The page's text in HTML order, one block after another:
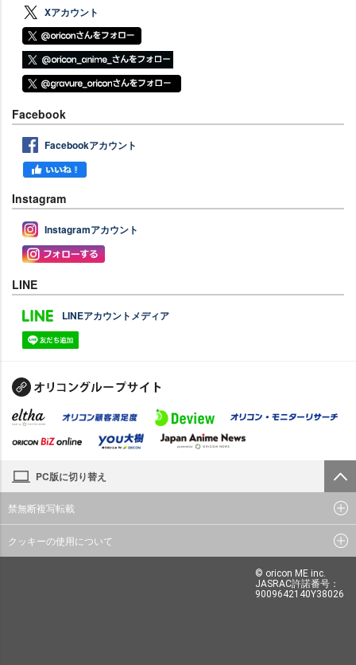
Xアカウント
Facebook
Facebookアカウント
Instagram
Instagramアカウント
LINE
LINEアカウントメディア
PC版に切り替え
禁無断複写転載
クッキーの使用について
© oricon ME inc.
JASRAC許諾番号：
9009642140Y38026